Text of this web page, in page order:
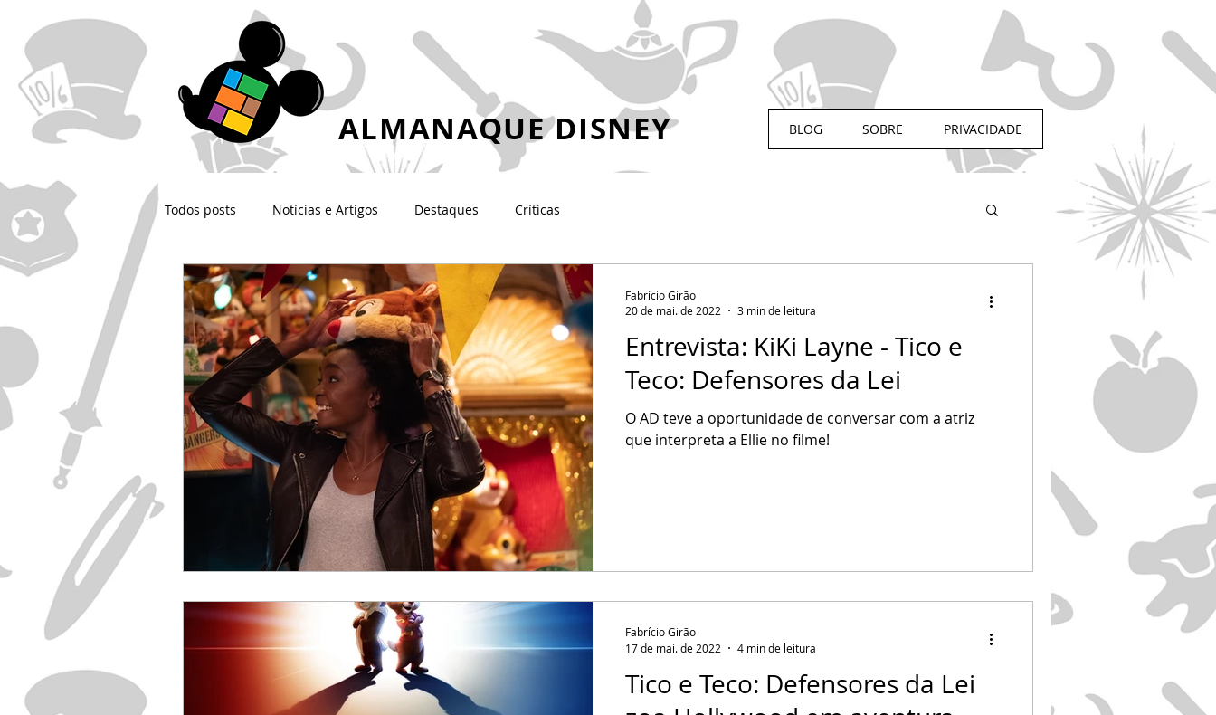
ALMANAQUE DISNEY BLOG SOBRE PRIVACIDADE
Todos posts Notícias e Artigos Destaques Críticas
Entrevista: KiKi Layne - Tico e
Teco: Defensores da Lei
O AD teve a oportunidade de conversar com a atriz
que interpreta a Ellie no filme!
Fabrício Girão
20 de mai. de 2022
3 min de leitura
Tico e Teco: Defensores da Lei
Fabrício Girão
17 de mai. de 2022
4 min de leitura